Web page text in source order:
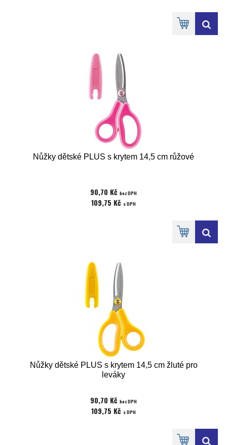
Nůžky dětské PLUS s krytem 14,5 cm růžové
90,70 Kč bez DPH
109,75 Kč s DPH
Nůžky dětské PLUS s krytem 14,5 cm žluté pro
leváky
90,70 Kč bez DPH
109,75 Kč s DPH